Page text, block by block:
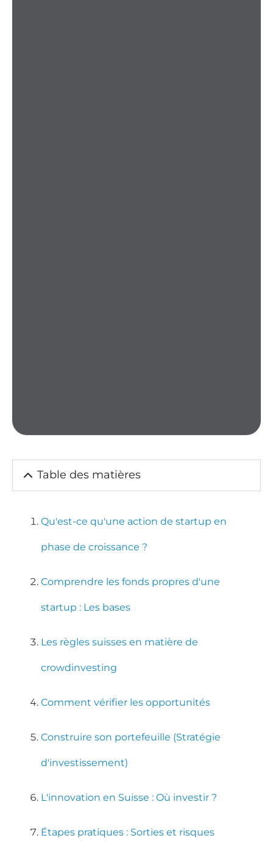
Table des matières
Qu'est-ce qu'une action de startup en
phase de croissance ?
Comprendre les fonds propres d'une
startup : Les bases
Les règles suisses en matière de
crowdinvesting
Comment vérifier les opportunités
Construire son portefeuille (Stratégie
d'investissement)
L'innovation en Suisse : Où investir ?
Étapes pratiques : Sorties et risques